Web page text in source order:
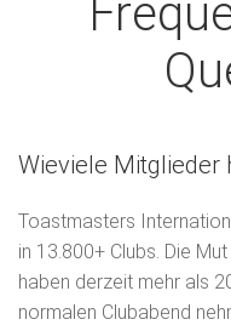
Wieviele Mitglieder
Toastmasters
in 13.800+ Clubs. Die
haben derzeit mehr als
normalen Clubabend